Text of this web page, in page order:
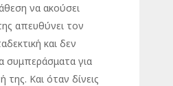
να ακούσει
απευθύνει τον
και δεν
συμπεράσματα για
της. Και όταν δίνεις